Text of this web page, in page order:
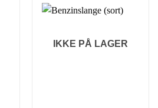
IKKE PÅ LAGER